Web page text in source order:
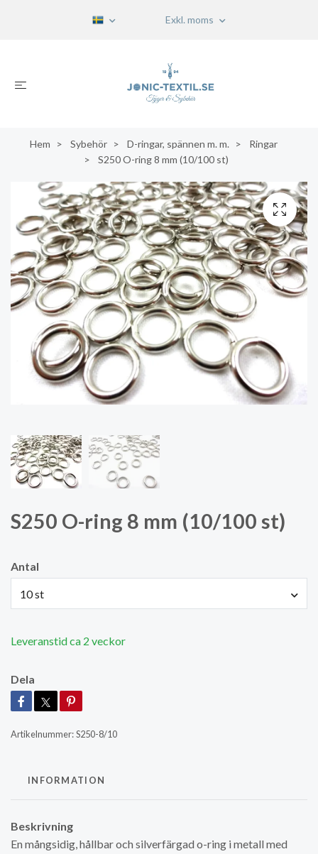
Exkl. moms
Hem Sybehör D-ringar, spännen m. m.
Ringar
S250 O-ring 8 mm (10/100 st)
S250 O-ring 8 mm (10/100 st)
Antal
10 st
Leveranstid ca 2 veckor
Dela
Artikelnummer:S250-8/10
INFORMATION
Beskrivning
En mångsidig, hållbar och silverfärgad o-ring i metall med